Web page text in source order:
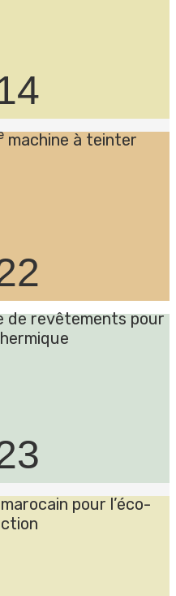
machine à teinter
de revêtements pour
pour l’éco-